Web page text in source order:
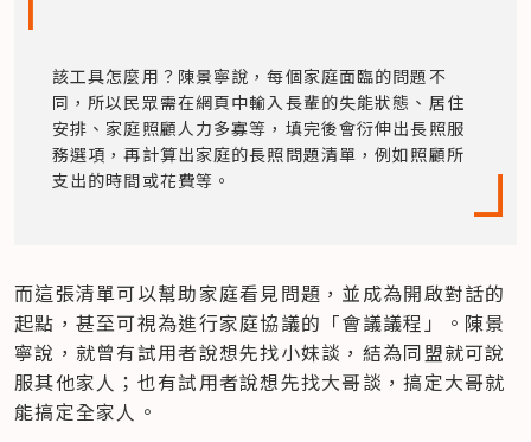
該工具怎麼用？陳景寧說，每個家庭面臨的問題不
同，所以民眾需在網頁中輸入長輩的失能狀態、居住
安排、家庭照顧人力多寡等，填完後會衍伸出長照服
務選項，再計算出家庭的長照問題清單，例如照顧所
支出的時間或花費等。
而這張清單可以幫助家庭看見問題，並成為開啟對話的
起點，甚至可視為進行家庭協議的「會議議程」。陳景
寧說，就曾有試用者說想先找小妹談，結為同盟就可說
服其他家人；也有試用者說想先找大哥談，搞定大哥就
能搞定全家人。